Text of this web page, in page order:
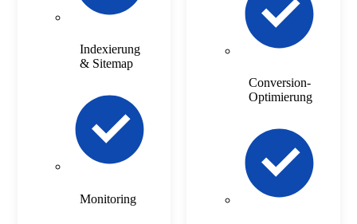
Indexierung
& Sitemap
Monitoring
Conversion-
Optimierung